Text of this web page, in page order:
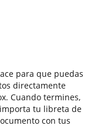
para que puedas
directamente
Cuando termines,
tu libreta de
con tus